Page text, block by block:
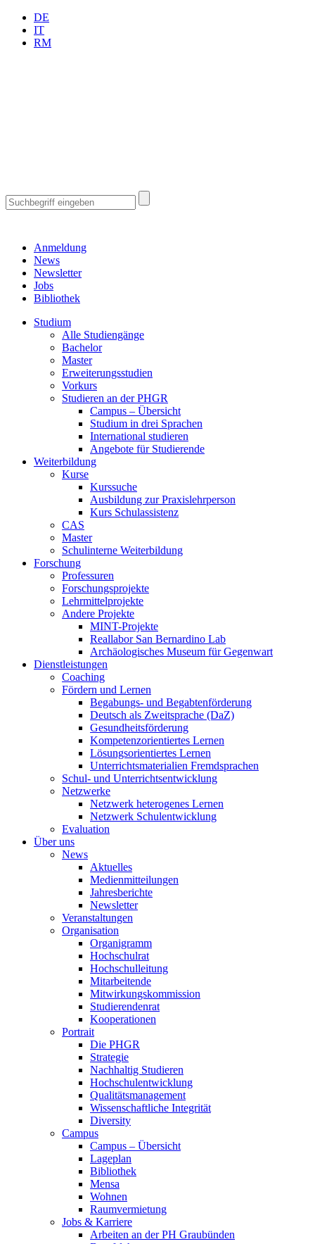
DE
IT
RM
Anmeldung
News
Newsletter
Jobs
Bibliothek
Studium
Alle Studiengänge
Bachelor
Master
Erweiterungsstudien
Vorkurs
Studieren an der PHGR
Campus – Übersicht
Studium in drei Sprachen
International studieren
Angebote für Studierende
Weiterbildung
Kurse
Kurssuche
Ausbildung zur Praxislehrperson
Kurs Schulassistenz
CAS
Master
Schulinterne Weiterbildung
Forschung
Professuren
Forschungsprojekte
Lehrmittelprojekte
Andere Projekte
MINT-Projekte
Reallabor San Bernardino Lab
Archäologisches Museum für Gegenwart
Dienstleistungen
Coaching
Fördern und Lernen
Begabungs- und Begabtenförderung
Deutsch als Zweitsprache (DaZ)
Gesundheitsförderung
Kompetenzorientiertes Lernen
Lösungsorientiertes Lernen
Unterrichtsmaterialien Fremdsprachen
Schul- und Unterrichtsentwicklung
Netzwerke
Netzwerk heterogenes Lernen
Netzwerk Schulentwicklung
Evaluation
Über uns
News
Aktuelles
Medienmitteilungen
Jahresberichte
Newsletter
Veranstaltungen
Organisation
Organigramm
Hochschulrat
Hochschulleitung
Mitarbeitende
Mitwirkungskommission
Studierendenrat
Kooperationen
Portrait
Die PHGR
Strategie
Nachhaltig Studieren
Hochschulentwicklung
Qualitätsmanagement
Wissenschaftliche Integrität
Diversity
Campus
Campus – Übersicht
Lageplan
Bibliothek
Mensa
Wohnen
Raumvermietung
Jobs & Karriere
Arbeiten an der PH Graubünden